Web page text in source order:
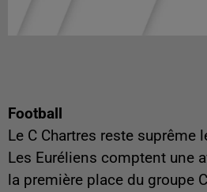
Football
Le C Chartres reste suprême
Les Euréliens comptent une
la première place du groupe